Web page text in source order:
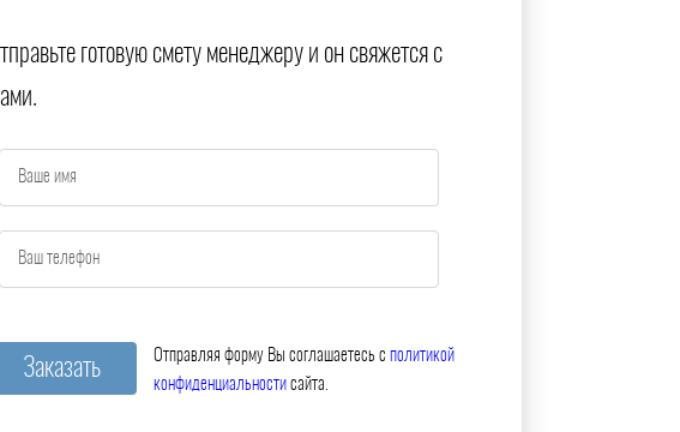
готовую смету менеджеру и он свяжется с
Отправляя форму Вы соглашаетесь с политикой
конфиденциальности сайта.